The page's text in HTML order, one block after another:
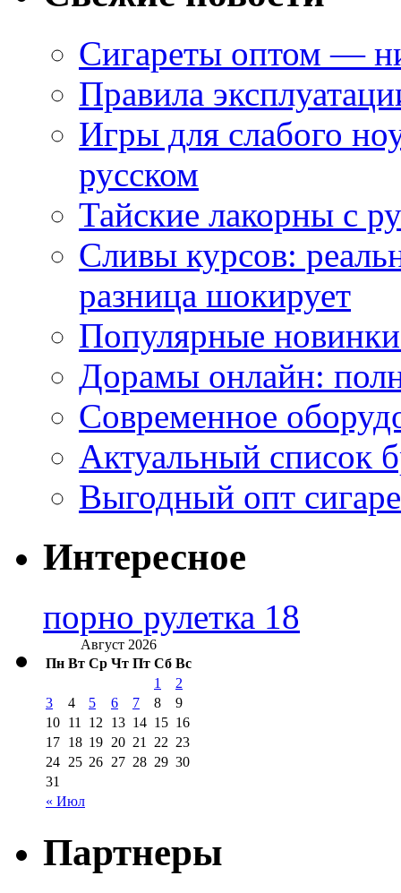
Сигареты оптом —
Правила
Игры для слабого
русском
Тайские лакорны с
Сливы курсов:
разница шокирует
Популярные
Дорамы онлайн:
Современное
Актуальный список
Выгодный опт
Интересное
порно рулетка 18
Август 2026
Пн Вт Ср Чт Пт Сб Вс
« Июл
1
2
3
4 5 6 7 8
9
10 11 12 13 14 15 16
17 18 19 20 21 22 23
24 25 26 27 28 29 30
31
Партнеры